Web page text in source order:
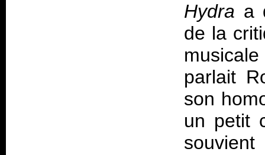
Hydra a
de la
parlait
son
un petit
souvient